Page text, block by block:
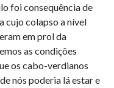
foi consequência de
cujo colapso a nível
em prol da
as condições
os cabo-verdianos
nós poderia lá estar e